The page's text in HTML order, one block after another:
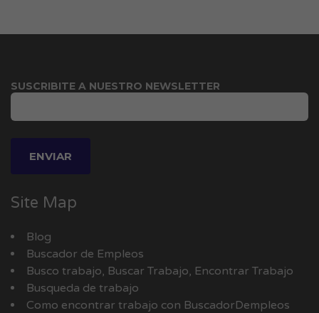
SUSCRIBITE A NUESTRO NEWSLETTER
Site Map
Blog
Buscador de Empleos
Busco trabajo, Buscar Trabajo, Encontrar Trabajo
Busqueda de trabajo
Como encontrar trabajo con BuscadorDempleos